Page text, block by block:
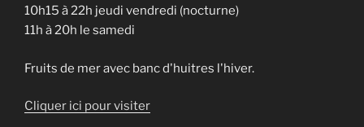
10h15 à 22h jeudi vendredi (nocturne)
11h à 20h le samedi
Fruits de mer avec banc d'huitres l'hiver.
Cliquer ici pour visiter